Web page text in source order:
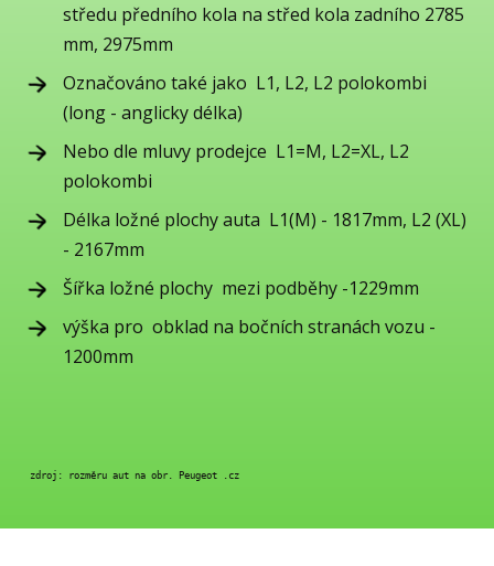
středu předního kola na střed kola zadního 2785
mm, 2975mm
Označováno také jako L1, L2, L2 polokombi
(long - anglicky délka)
Nebo dle mluvy prodejce L1=M, L2=XL, L2
polokombi
Délka ložné plochy auta L1(M) - 1817mm, L2 (XL)
- 2167mm
Šířka ložné plochy mezi podběhy -1229mm
výška pro obklad na bočních stranách vozu -
1200mm
zdroj: rozměru aut na obr. Peugeot .cz